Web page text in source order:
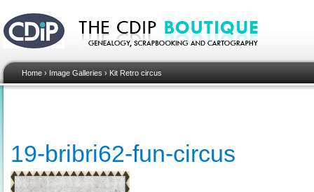
Home › Image Galleries › Kit Retro circus
19-bribri62-fun-circus